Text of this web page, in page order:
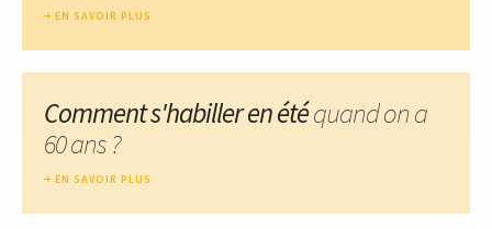
EN SAVOIR PLUS
Comment s'habiller en étéquand on a
60 ans ?
EN SAVOIR PLUS